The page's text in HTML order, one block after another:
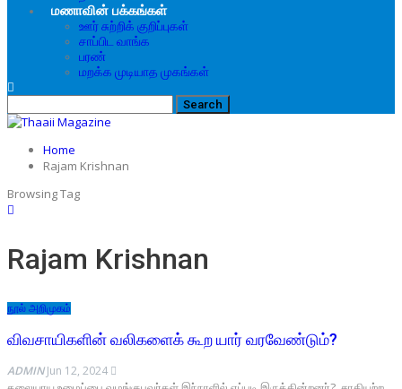
மணாவின் பக்கங்கள்
ஊர் சுற்றிக் குறிப்புகள்
சாப்பிட வாங்க
பரண்
மறக்க முடியாத முகங்கள்
Home
Rajam Krishnan
Browsing Tag
Rajam Krishnan
நூல் அறிமுகம்
விவசாயிகளின் வலிகளைக் கூற யார் வரவேண்டும்?
ADMINJun 12, 2024